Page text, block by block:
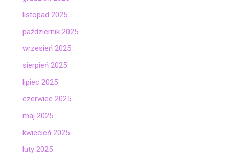
listopad 2025
październik 2025
wrzesień 2025
sierpień 2025
lipiec 2025
czerwiec 2025
maj 2025
kwiecień 2025
luty 2025